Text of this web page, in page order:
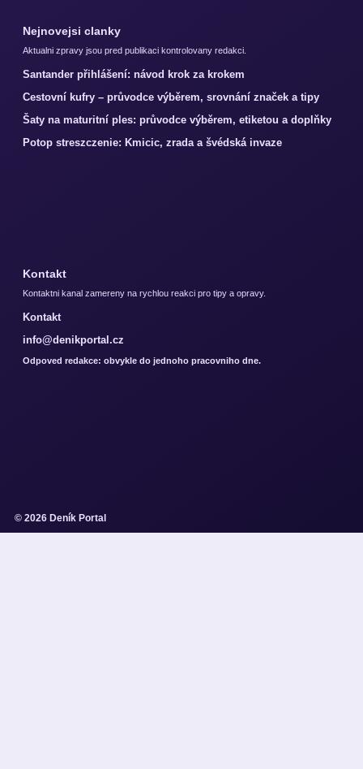
Nejnovejsi clanky
Aktualni zpravy jsou pred publikaci kontrolovany redakci.
Santander přihlášení: návod krok za krokem
Cestovní kufry – průvodce výběrem, srovnání značek a tipy
Šaty na maturitní ples: průvodce výběrem, etiketou a doplňky
Potop streszczenie: Kmicic, zrada a švédská invaze
Kontakt
Kontaktni kanal zamereny na rychlou reakci pro tipy a opravy.
Kontakt
info@denikportal.cz
Odpoved redakce: obvykle do jednoho pracovniho dne.
© 2026 Deník Portal